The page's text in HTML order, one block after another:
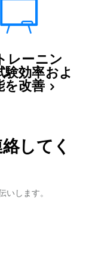
レーニン
験効率およ
を改善
してく
いします。